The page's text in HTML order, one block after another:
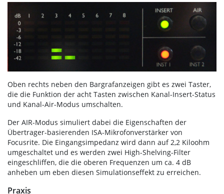
Oben rechts neben den Bargrafanzeigen gibt es zwei Taster,
die die Funktion der acht Tasten zwischen Kanal-Insert-Status
und Kanal-Air-Modus umschalten.
Der AIR-Modus simuliert dabei die Eigenschaften der
Übertrager-basierenden ISA-Mikrofonverstärker von
Focusrite. Die Eingangsimpedanz wird dann auf 2,2 Kiloohm
umgeschaltet und es werden zwei High-Shelving-Filter
eingeschliffen, die die oberen Frequenzen um ca. 4 dB
anheben um eben diesen Simulationseffekt zu erreichen.
Praxis